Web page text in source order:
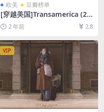
欧美 豆瓣榜单
[穿越美国]Transamerica (20
05)[百度网盘+夸克网盘1080P
超清未删减资源][网盘在线播
放/下载][MP4/6.3GB][中英字
幕]
2 年前 2.8
VIP